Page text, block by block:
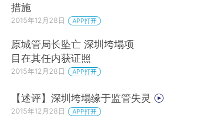
措施
2015年12月28日 APP打开
原城管局长坠亡 深圳垮塌项
目在其任内获证照
2015年12月28日 APP打开
【述评】深圳垮塌缘于监管失灵
2015年12月28日 APP打开